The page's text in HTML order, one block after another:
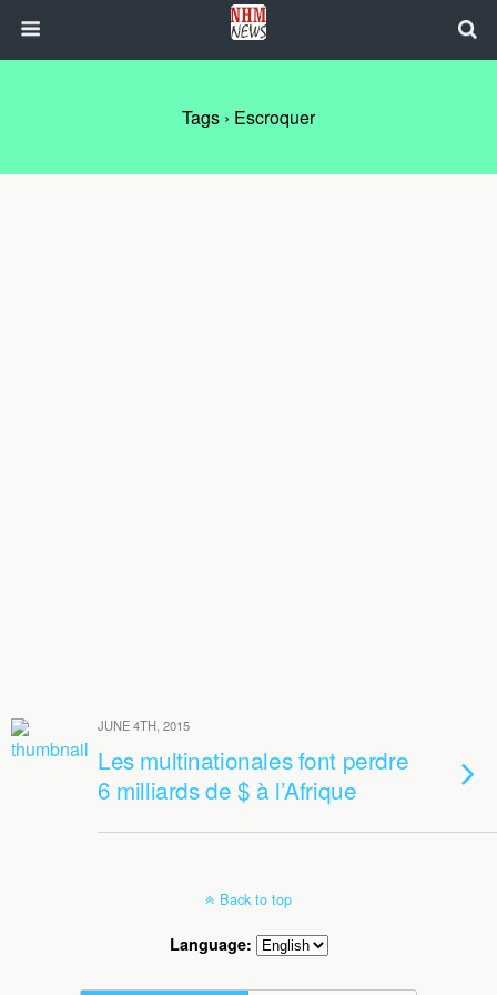
Tags › Escroquer
JUNE 4TH, 2015
Les multinationales font perdre
6 milliards de $ à l’Afrique
Back to top
Language: